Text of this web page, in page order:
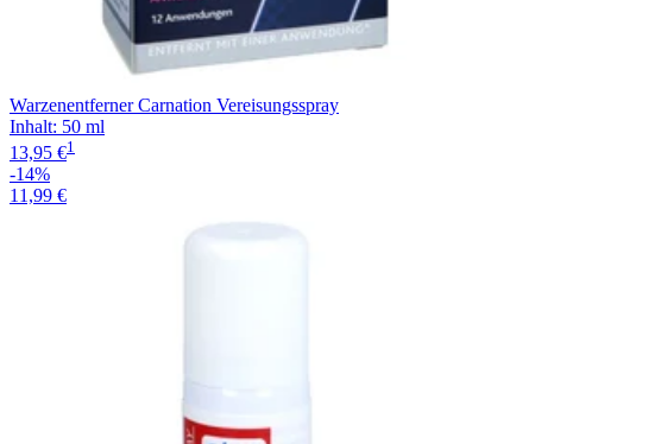
Warzenentferner Carnation Vereisungsspray
Inhalt: 50 ml
13,95 €1
-14%
11,99 €